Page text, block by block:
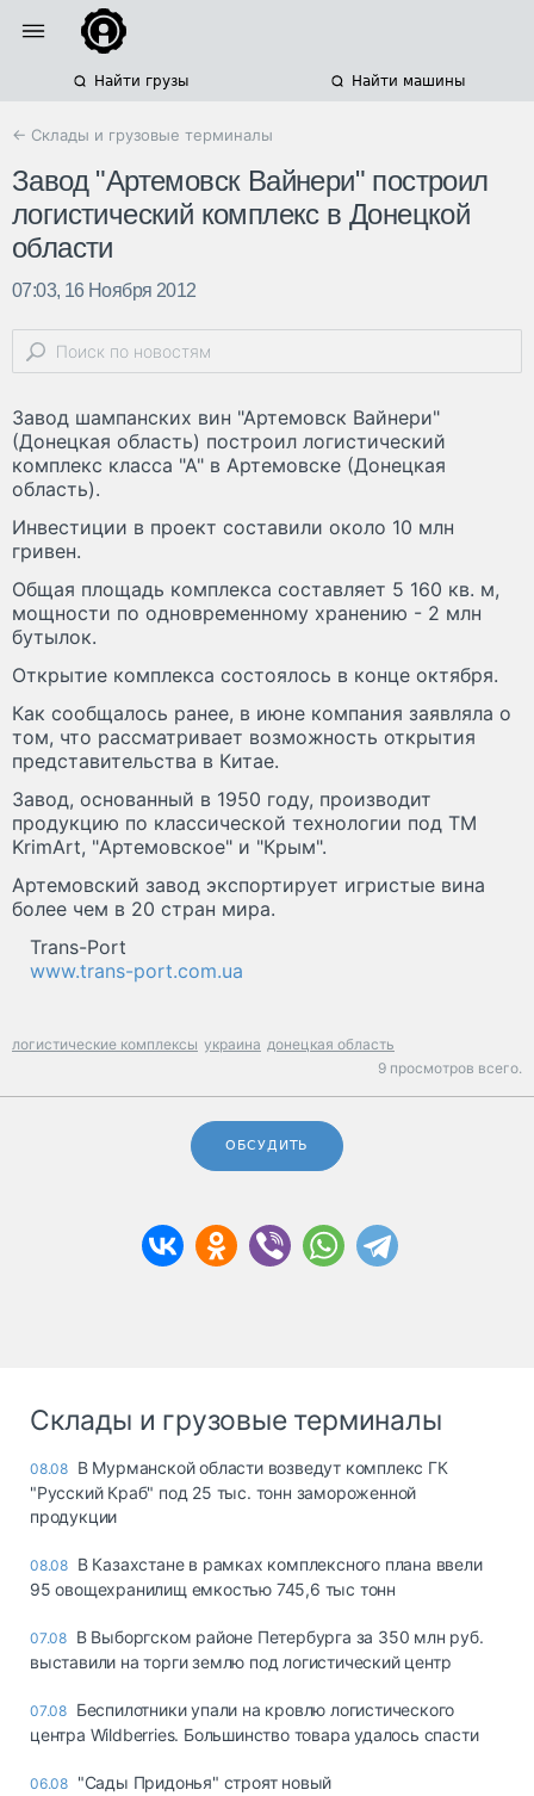
Найти грузы Найти машины
← Склады и грузовые терминалы
Завод "Артемовск Вайнери" построил
логистический комплекс в Донецкой
области
07:03, 16 Ноября 2012
Завод шампанских вин "Артемовск Вайнери"
(Донецкая область) построил логистический
комплекс класса "А" в Артемовске (Донецкая
область).
Инвестиции в проект составили около 10 млн
гривен.
Общая площадь комплекса составляет 5 160 кв. м,
мощности по одновременному хранению - 2 млн
бутылок.
Открытие комплекса состоялось в конце октября.
Как сообщалось ранее, в июне компания заявляла о
том, что рассматривает возможность открытия
представительства в Китае.
Завод, основанный в 1950 году, производит
продукцию по классической технологии под ТМ
KrimArt, "Артемовское" и "Крым".
Артемовский завод экспортирует игристые вина
более чем в 20 стран мира.
Trans-Port
www.trans-port.com.ua
логистические комплексы украина донецкая область
9 просмотров всего.
ОБСУДИТЬ
Склады и грузовые терминалы
08.08 В Мурманской области возведут комплекс ГК
"Русский Краб" под 25 тыс. тонн замороженной
продукции
08.08 В Казахстане в рамках комплексного плана ввели
95 овощехранилищ емкостью 745,6 тыс тонн
07.08 В Выборгском районе Петербурга за 350 млн руб.
выставили на торги землю под логистический центр
07.08 Беспилотники упали на кровлю логистического
центра Wildberries. Большинство товара удалось спасти
06.08 "Сады Придонья" строят новый